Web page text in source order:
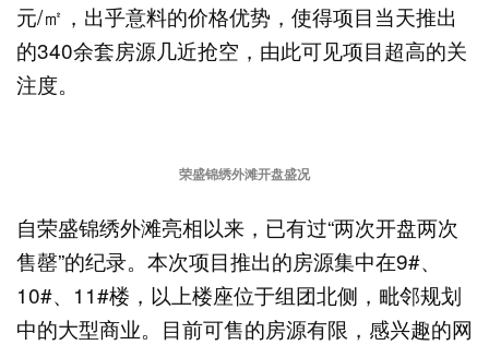
元/㎡，出乎意料的价格优势，使得项目当天推出
的340余套房源几近抢空，由此可见项目超高的关
注度。
荣盛锦绣外滩开盘盛况
自荣盛锦绣外滩亮相以来，已有过“两次开盘两次
售罄”的纪录。本次项目推出的房源集中在9#、
10#、11#楼，以上楼座位于组团北侧，毗邻规划
中的大型商业。目前可售的房源有限，感兴趣的网